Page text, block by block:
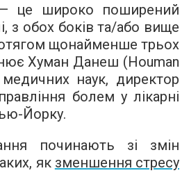
це широко поширений
з обох боків та/або вище
щонайменше трьох
Хуман Данеш (Houman
наук, директор
болем у лікарні
Йорку.
починають зі змін
як зменшення стресу